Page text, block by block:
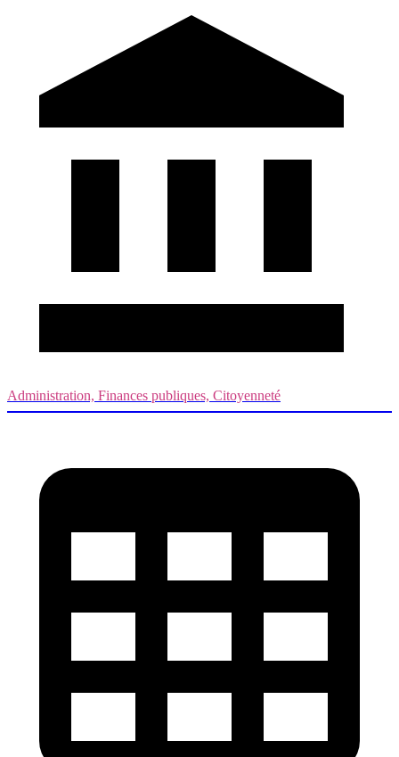
Administration, Finances publiques, Citoyenneté